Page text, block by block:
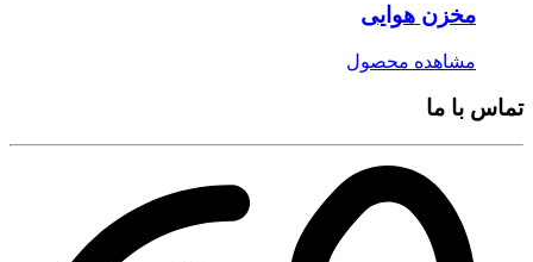
مخزن هوایی
مشاهده محصول
تماس با ما